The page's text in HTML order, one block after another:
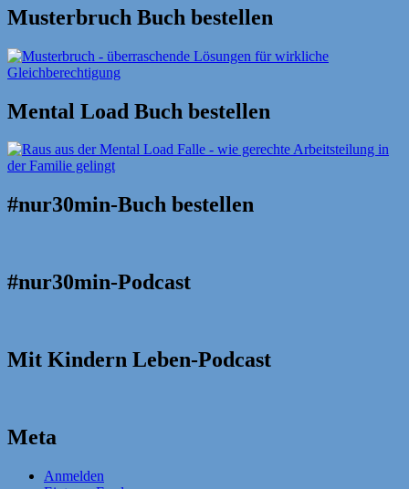
Musterbruch Buch bestellen
Mental Load Buch bestellen
#nur30min-Buch bestellen
#nur30min-Podcast
Mit Kindern Leben-Podcast
Meta
Anmelden